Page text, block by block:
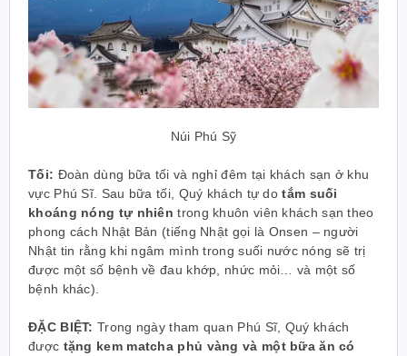
Núi Phú Sỹ
Tối: Đoàn dùng bữa tối và nghỉ đêm tại khách sạn ở khu
vực Phú Sĩ. Sau bữa tối, Quý khách tự dotắm suối
khoáng nóng tự nhiên trong khuôn viên khách sạn theo
phong cách Nhật Bản (tiếng Nhật gọi là Onsen – người
Nhật tin rằng khi ngâm mình trong suối nước nóng sẽ trị
được một số bệnh về đau khớp, nhức mỏi… và một số
bệnh khác).
ĐẶC BIỆT: Trong ngày tham quan Phú Sĩ, Quý khách
được tặng kem matcha phủ vàng và một bữa ăn có